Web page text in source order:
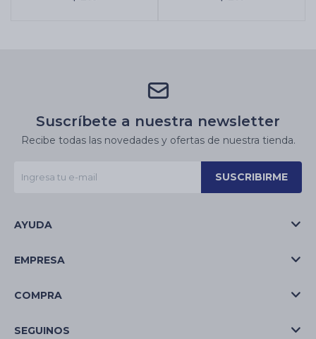
Suscríbete a nuestra newsletter
Recibe todas las novedades y ofertas de nuestra tienda.
SUSCRIBIRME
AYUDA
EMPRESA
COMPRA
SEGUINOS